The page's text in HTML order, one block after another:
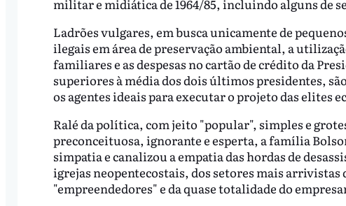
militar e midiática de 1964/85, incluindo alguns de
Ladrões vulgares, em busca unicamente de
ilegais em área de preservação ambiental, a
familiares e as despesas no cartão de crédito da
superiores à média dos dois últimos presidentes,
os agentes ideais para executar o projeto das
Ralé da política, com jeito "popular", simples e
preconceituosa, ignorante e esperta, a família
simpatia e canalizou a empatia das hordas de
igrejas neopentecostais, dos setores mais arrivistas
"empreendedores" e da quase totalidade do